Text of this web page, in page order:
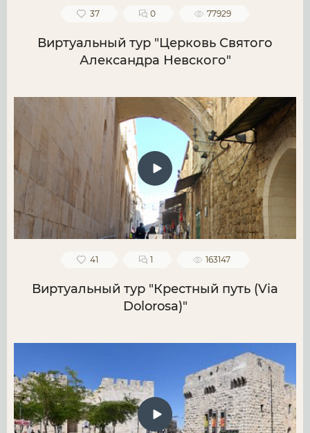
37 0 77929
Виртуальный тур "Церковь Святого
Александра Невского"
41 1 163147
Виртуальный тур "Крестный путь (Via
Dolorosa)"